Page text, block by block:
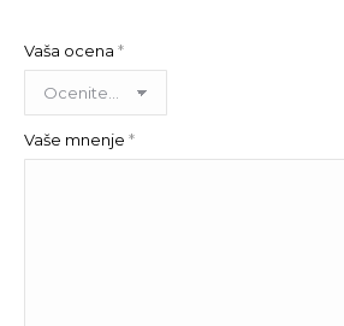
Vaša ocena *
Vaše mnenje *